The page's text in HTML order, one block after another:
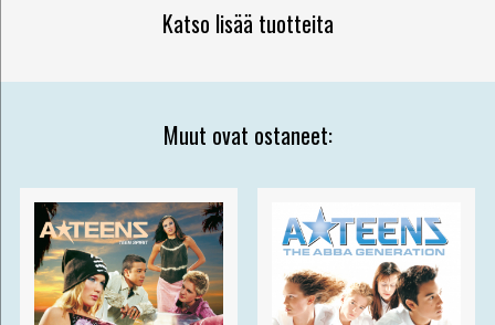
Katso lisää tuotteita
Muut ovat ostaneet: